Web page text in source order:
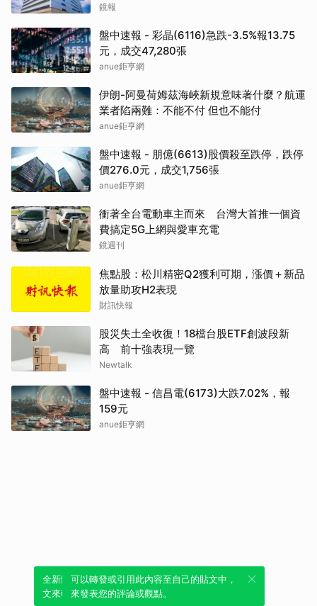
鏡報
盤中速報 - 彩晶(6116)急跌-3.5%報13.75
元，成交47,280張
anue鉅亨網
伊朗-阿曼荷姆茲海峽新規意味著什麼？航運
業者陷兩難：不能不付 但也不能付
anue鉅亨網
盤中速報 - 朋億(6613)股價殺至跌停，跌停
價276.0元，成交1,756張
anue鉅亨網
衝著全台電動車主而來 台灣大首推一個資
費搞定5G上網與愛車充電
鏡週刊
焦點股：松川精密Q2獲利可期，漲價＋新品
放量助攻H2表現
財訊快報
股災失土全收復！18檔台股ETF創波段新
高 前十強表現一覽
Newtalk
盤中速報 - 信昌電(6173)大跌7.02%，報
159元
anue鉅亨網
全新體驗！一鍵引用此內容，透過發布貼
文來輕鬆表達個人立場。
可以轉發或引用此內容至自己的貼文中，
來發表您的評論或觀點。